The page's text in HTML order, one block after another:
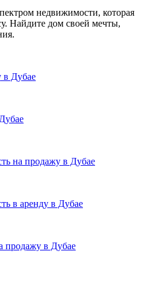
недвижимости, которая
Найдите дом своей мечты,
в Дубае
на продажу в Дубае
в аренду в Дубае
продажу в Дубае